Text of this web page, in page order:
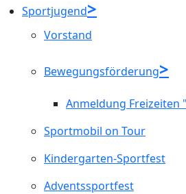
Sportjugend
Vorstand
Bewegungsförderung
Anmeldung Freizeiten
Sportmobil on Tour
Kindergarten-Sportfest
Adventssportfest